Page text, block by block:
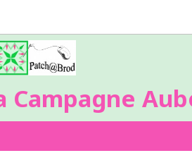
Campagne